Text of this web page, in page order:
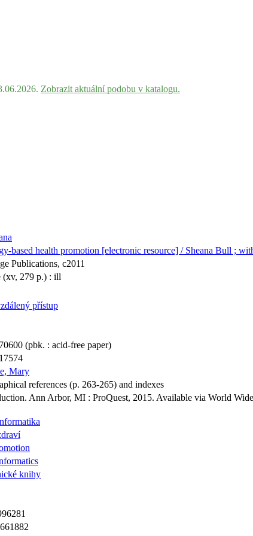
Zobrazit aktuální podobu v katalogu.
based health promotion [electronic resource] / Sheana Bull ;
Publications, c2011
(xv, 279 p.) : ill
přístup
(pbk. : acid-free paper)
Mary
references (p. 263-265) and indexes
Ann Arbor, MI : ProQuest, 2015. Available via World
knihy